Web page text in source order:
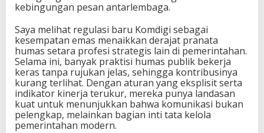
kebingungan pesan antarlembaga.
Saya melihat regulasi baru Komdigi sebagai
kesempatan emas menaikkan derajat pranata
humas setara profesi strategis lain di pemerintahan.
Selama ini, banyak praktisi humas publik bekerja
keras tanpa rujukan jelas, sehingga kontribusinya
kurang terlihat. Dengan aturan yang eksplisit serta
indikator kinerja terukur, mereka punya landasan
kuat untuk menunjukkan bahwa komunikasi bukan
pelengkap, melainkan bagian inti tata kelola
pemerintahan modern.